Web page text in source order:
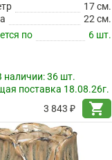
17 см.
22 см.
по
6 шт.
наличии:36 шт.
поставка 18.08.26г.
3 843 ₽
shopping_cart